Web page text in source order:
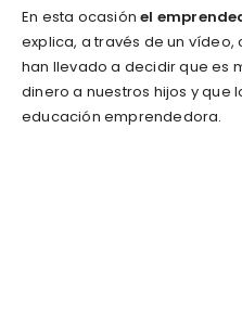
En esta ocasiónel
explica, a través de un vídeo,
han llevado a decidir que es
dinero a nuestros hijos y que
educación emprendedora.